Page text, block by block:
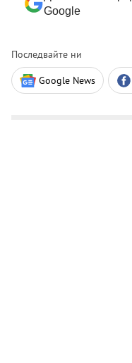
Google
Последвайте ни
Google News